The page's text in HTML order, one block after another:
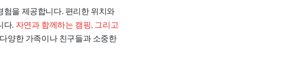
을 제공합니다. 편리한 위치와
다. 자연과 함께하는 캠핑, 그리고
다양한 가족이나 친구들과 소중한